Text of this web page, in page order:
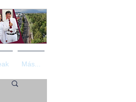
Más...